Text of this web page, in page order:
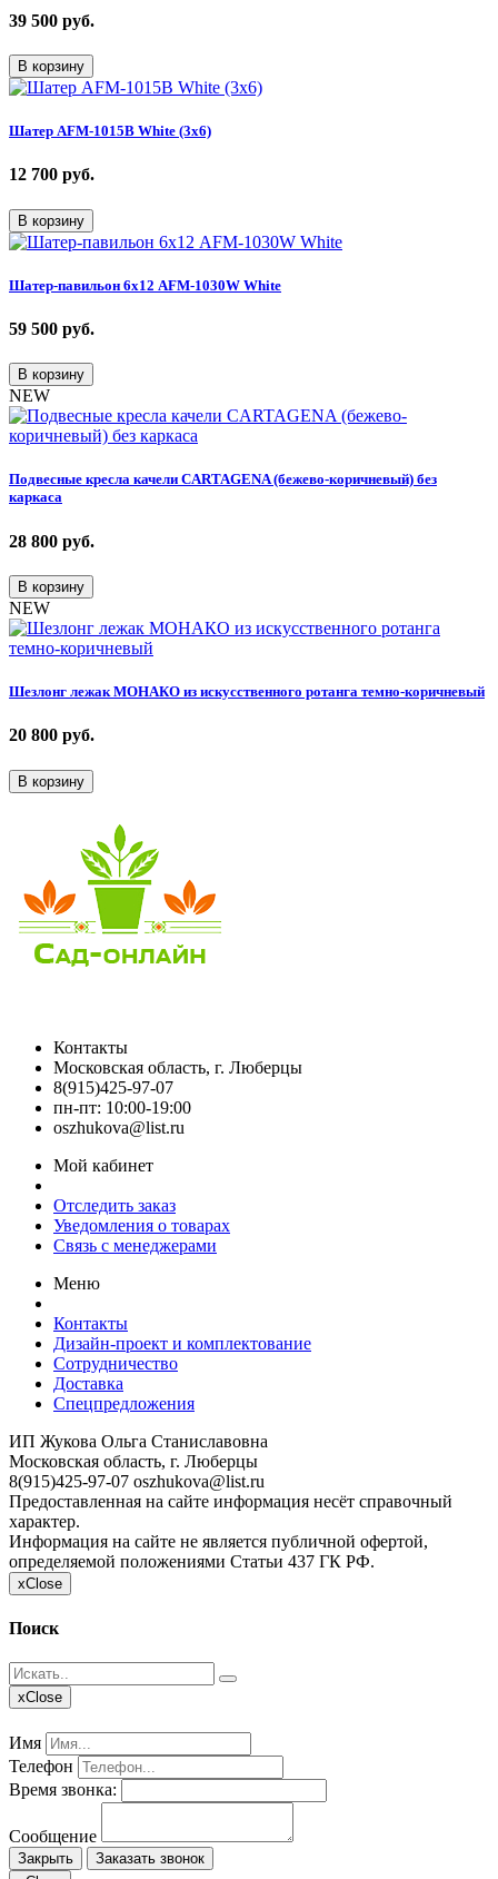
39 500 руб.
В корзину
Шатер AFM-1015B White (3х6)
12 700 руб.
В корзину
Шатер-павильон 6х12 AFM-1030W White
59 500 руб.
В корзину
NEW
Подвесные кресла качели CARTAGENA (бежево-коричневый) без
каркаса
28 800 руб.
В корзину
NEW
Шезлонг лежак МОНАКО из искусственного ротанга темно-коричневый
20 800 руб.
В корзину
Контакты
Московская область, г. Люберцы
8(915)425-97-07
пн-пт: 10:00-19:00
oszhukova@list.ru
Мой кабинет
Отследить заказ
Уведомления о товарах
Связь с менеджерами
Меню
Контакты
Дизайн-проект и комплектование
Сотрудничество
Доставка
Спецпредложения
ИП Жукова Ольга Станиславовна
Московская область, г. Люберцы
8(915)425-97-07 oszhukova@list.ru
Предоставленная на сайте информация несёт справочный
характер.
Информация на сайте не является публичной офертой,
определяемой положениями Статьи 437 ГК РФ.
xClose
Поиск
xClose
Имя
Телефон
Время звонка:
Сообщение
Закрыть
Заказать звонок